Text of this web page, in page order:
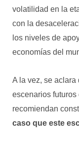
volatilidad en la
con la
los niveles de
economías del
A la vez, se
escenarios
recomiendan
caso que este